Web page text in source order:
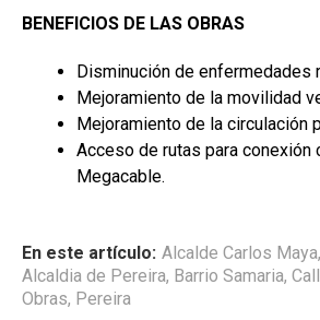
BENEFICIOS DE LAS OBRAS
Disminución de enfermedades
Mejoramiento de la movilidad
Mejoramiento de la circulación
Acceso de rutas para conexión
Megacable.
En este artículo: Alcalde Carlos Maya,
Alcaldia de Pereira, Barrio Samaria,
Obras, Pereira